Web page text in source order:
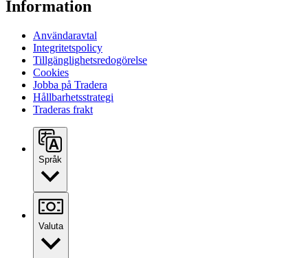
Information
Användaravtal
Integritetspolicy
Tillgänglighetsredogörelse
Cookies
Jobba på Tradera
Hållbarhetsstrategi
Traderas frakt
Språk
Valuta